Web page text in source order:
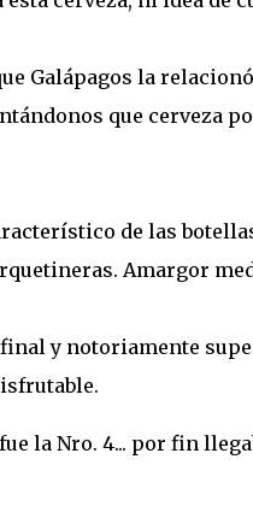
Galápagos la
que cerveza
de las
Amargor
y notoriamente
la Nro. 4... por fin